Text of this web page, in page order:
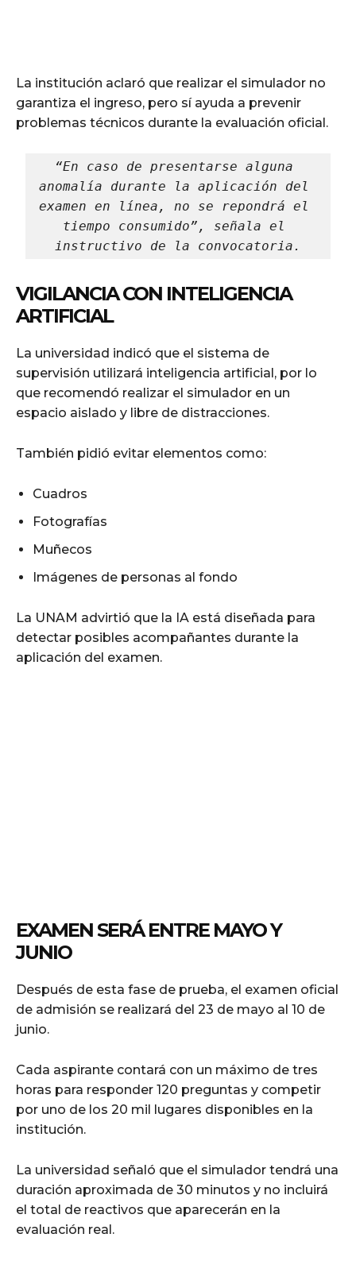
La institución aclaró que realizar el simulador no
garantiza el ingreso, pero sí ayuda a prevenir
problemas técnicos durante la evaluación oficial.
“En caso de presentarse alguna
anomalía durante la aplicación del
examen en línea, no se repondrá el
tiempo consumido”, señala el
instructivo de la convocatoria.
VIGILANCIA CON INTELIGENCIA
ARTIFICIAL
La universidad indicó que el sistema de
supervisión utilizará inteligencia artificial, por lo
que recomendó realizar el simulador en un
espacio aislado y libre de distracciones.
También pidió evitar elementos como:
Cuadros
Fotografías
Muñecos
Imágenes de personas al fondo
La UNAM advirtió que la IA está diseñada para
detectar posibles acompañantes durante la
aplicación del examen.
EXAMEN SERÁ ENTRE MAYO Y
JUNIO
Después de esta fase de prueba, el examen oficial
de admisión se realizará del 23 de mayo al 10 de
junio.
Cada aspirante contará con un máximo de tres
horas para responder 120 preguntas y competir
por uno de los 20 mil lugares disponibles en la
institución.
La universidad señaló que el simulador tendrá una
duración aproximada de 30 minutos y no incluirá
el total de reactivos que aparecerán en la
evaluación real.